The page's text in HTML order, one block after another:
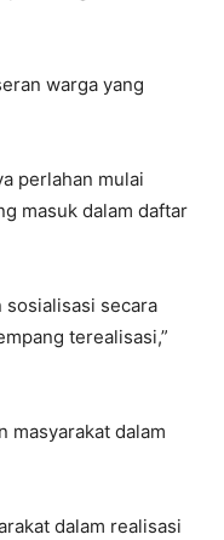
warga yang
perlahan mulai
masuk dalam daftar
sosialisasi secara
terealisasi,”
masyarakat dalam
dalam realisasi